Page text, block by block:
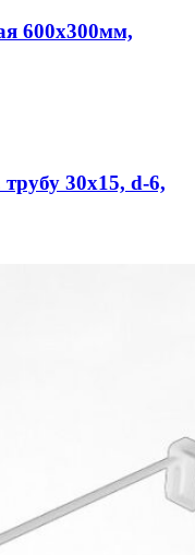
600х300мм,
30х15, d-6,